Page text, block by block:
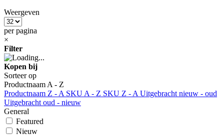
Weergeven
per pagina
×
Filter
Kopen bij
Sorteer op
Productnaam A - Z
Productnaam Z - A SKU A - Z SKU Z - A Uitgebracht nieuw - oud
Uitgebracht oud - nieuw
General
Featured
Nieuw